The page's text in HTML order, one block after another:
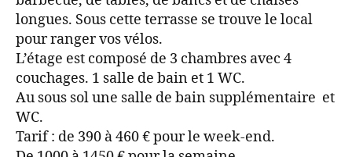
longues. Sous cette terrasse se trouve le local
pour ranger vos vélos.
L’étage est composé de 3 chambres avec 4
couchages. 1 salle de bain et 1 WC.
Au sous sol une salle de bain supplémentaire et
WC.
Tarif : de 390 à 460 € pour le week-end.